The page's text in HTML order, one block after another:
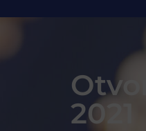
2021